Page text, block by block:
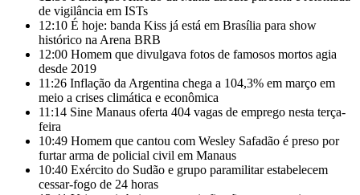
de vigilância em ISTs
12:10 É hoje: banda Kiss já está em Brasília para show
histórico na Arena BRB
12:00 Homem que divulgava fotos de famosos mortos agia
desde 2019
11:26 Inflação da Argentina chega a 104,3% em março em
meio a crises climática e econômica
11:14 Sine Manaus oferta 404 vagas de emprego nesta terça-
feira
10:49 Homem que cantou com Wesley Safadão é preso por
furtar arma de policial civil em Manaus
10:40 Exército do Sudão e grupo paramilitar estabelecem
cessar-fogo de 24 horas